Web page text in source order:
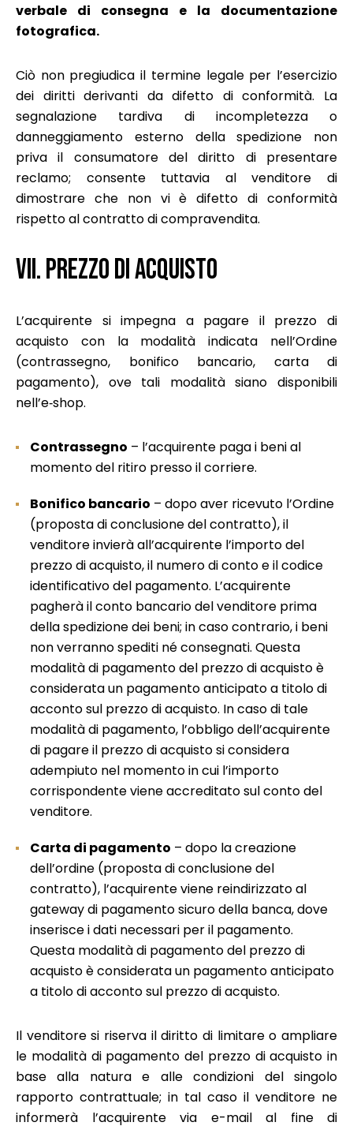
verbale di consegna e la documentazione
fotografica.
Ciò non pregiudica il termine legale per l’esercizio
dei diritti derivanti da difetto di conformità. La
segnalazione tardiva di incompletezza o
danneggiamento esterno della spedizione non
priva il consumatore del diritto di presentare
reclamo; consente tuttavia al venditore di
dimostrare che non vi è difetto di conformità
rispetto al contratto di compravendita.
VII. PREZZO DI ACQUISTO
L’acquirente si impegna a pagare il prezzo di
acquisto con la modalità indicata nell’Ordine
(contrassegno, bonifico bancario, carta di
pagamento), ove tali modalità siano disponibili
nell’e‑shop.
Contrassegno – l’acquirente paga i beni al
momento del ritiro presso il corriere.
Bonifico bancario – dopo aver ricevuto l’Ordine
(proposta di conclusione del contratto), il
venditore invierà all’acquirente l’importo del
prezzo di acquisto, il numero di conto e il codice
identificativo del pagamento. L’acquirente
pagherà il conto bancario del venditore prima
della spedizione dei beni; in caso contrario, i beni
non verranno spediti né consegnati. Questa
modalità di pagamento del prezzo di acquisto è
considerata un pagamento anticipato a titolo di
acconto sul prezzo di acquisto. In caso di tale
modalità di pagamento, l’obbligo dell’acquirente
di pagare il prezzo di acquisto si considera
adempiuto nel momento in cui l’importo
corrispondente viene accreditato sul conto del
venditore.
Carta di pagamento – dopo la creazione
dell’ordine (proposta di conclusione del
contratto), l’acquirente viene reindirizzato al
gateway di pagamento sicuro della banca, dove
inserisce i dati necessari per il pagamento.
Questa modalità di pagamento del prezzo di
acquisto è considerata un pagamento anticipato
a titolo di acconto sul prezzo di acquisto.
Il venditore si riserva il diritto di limitare o ampliare
le modalità di pagamento del prezzo di acquisto in
base alla natura e alle condizioni del singolo
rapporto contrattuale; in tal caso il venditore ne
informerà l’acquirente via e-mail al fine di